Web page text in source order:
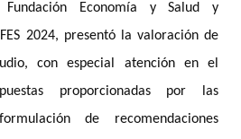
Economía y Salud y
2024, presentó la valoración de
con especial atención en el
proporcionadas por las
de recomendaciones